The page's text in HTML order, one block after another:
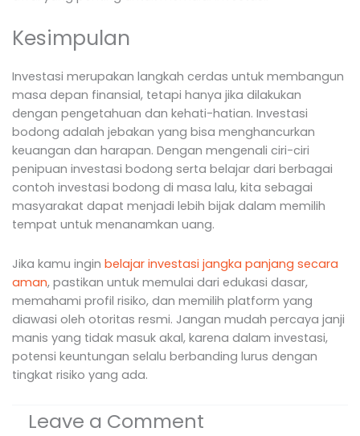
Kesimpulan
Investasi merupakan langkah cerdas untuk membangun
masa depan finansial, tetapi hanya jika dilakukan
dengan pengetahuan dan kehati-hatian. Investasi
bodong adalah jebakan yang bisa menghancurkan
keuangan dan harapan. Dengan mengenali ciri-ciri
penipuan investasi bodong serta belajar dari berbagai
contoh investasi bodong di masa lalu, kita sebagai
masyarakat dapat menjadi lebih bijak dalam memilih
tempat untuk menanamkan uang.
Jika kamu ingin belajar investasi jangka panjang secara
aman, pastikan untuk memulai dari edukasi dasar,
memahami profil risiko, dan memilih platform yang
diawasi oleh otoritas resmi. Jangan mudah percaya janji
manis yang tidak masuk akal, karena dalam investasi,
potensi keuntungan selalu berbanding lurus dengan
tingkat risiko yang ada.
Leave a Comment